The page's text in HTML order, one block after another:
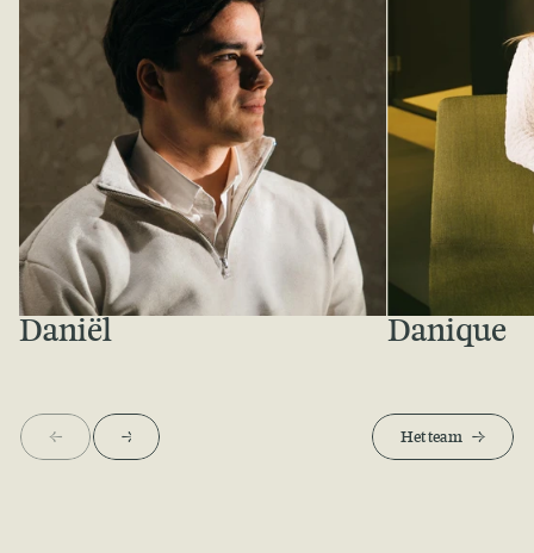
Daniël
Meer over Daniël
Danique
Meer over
<- -> Het team